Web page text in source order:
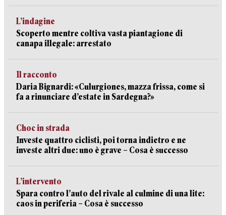
L’indagine
Scoperto mentre coltiva vasta piantagione di
canapa illegale: arrestato
Il racconto
Daria Bignardi: «Culurgiones, mazza frissa, come si
fa a rinunciare d’estate in Sardegna?»
Choc in strada
Investe quattro ciclisti, poi torna indietro e ne
investe altri due: uno è grave – Cosa è successo
L’intervento
Spara contro l’auto del rivale al culmine di una lite:
caos in periferia – Cosa è successo